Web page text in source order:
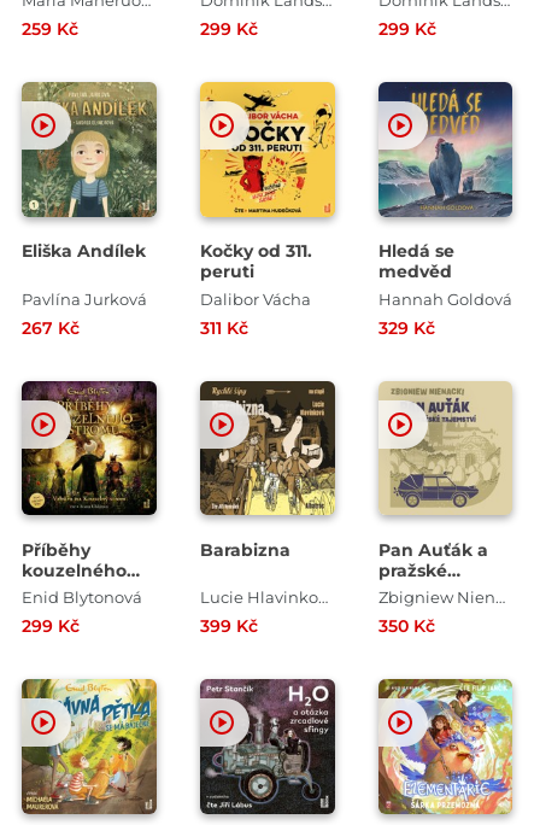
259 Kč 299 Kč
Vorána
299 Kč
Eliška Andílek
Pavlína Jurková
267 Kč
Kočky od 311.
peruti
Dalibor Vácha
311 Kč
Hledá se
medvěd
Hannah Goldová
329 Kč
Příběhy
kouzelného
stromu:
Vzhůru na
kouzelný
Enid Blytonová
299 Kč
Barabizna
Lucie Hlavinková
399 Kč
Pan Auťák a
pražské
tajemství
Zbigniew Nienacki
350 Kč